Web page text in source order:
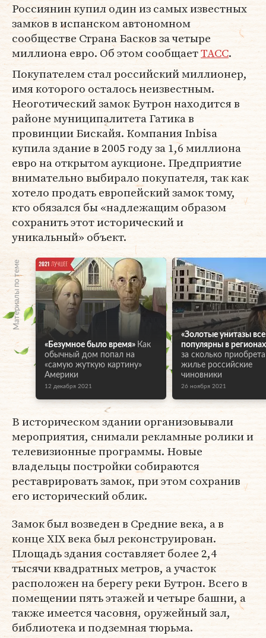
Россиянин купил один из самых известных
замков в испанском автономном
сообществе Страна Басков за четыре
миллиона евро. Об этом сообщаетТАСС.
Покупателем стал российский миллионер,
имя которого осталось неизвестным.
Неоготический замок Бутрон находится в
районе муниципалитета Гатика в
провинции Бискайя. Компания Inbisa
купила здание в 2005 году за 1,6 миллиона
евро на открытом аукционе. Предприятие
внимательно выбирало покупателя, так как
хотело продать европейский замок тому,
кто обязался бы «надлежащим образом
сохранить этот исторический и
уникальный» объект.
Материалы по теме
«Безумное было время» Как
обычный дом попал на
«самую жуткую картину»
Америки
12 декабря 2021
«Золотые унитазы
популярны в
за сколько
жилье российские
чиновники
26 ноября 2021
В историческом здании организовывали
мероприятия, снимали рекламные ролики и
телевизионные программы. Новые
владельцы постройки собираются
реставрировать замок, при этом сохранив
его исторический облик.
Замок был возведен в Средние века, а в
конце XIX века был реконструирован.
Площадь здания составляет более 2,4
тысячи квадратных метров, а участок
расположен на берегу реки Бутрон. Всего в
помещении пять этажей и четыре башни, а
также имеется часовня, оружейный зал,
библиотека и подземная тюрьма.